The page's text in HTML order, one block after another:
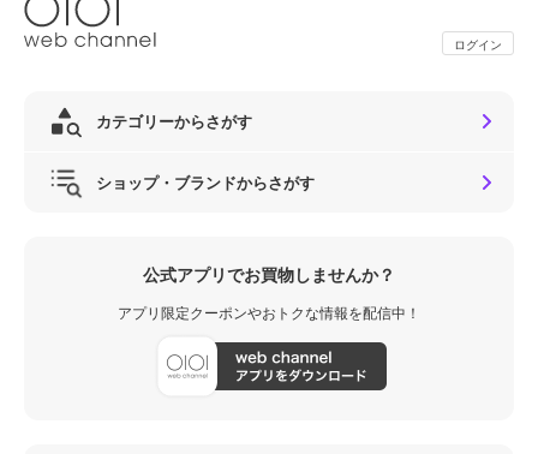
ログイン
カテゴリーからさがす
ショップ・ブランドからさがす
公式アプリでお買物しませんか？
アプリ限定クーポンやおトクな情報を配信中！